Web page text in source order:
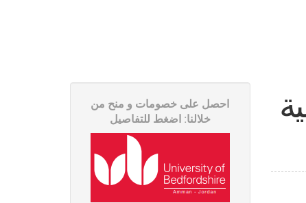
احصل على خصومات و منح من
خلالنا: اضغط للتفاصیل